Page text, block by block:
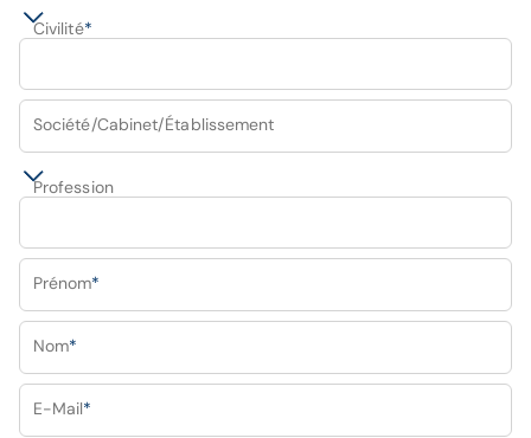
Civilité*
Société/Cabinet/Établissement
Profession
Prénom*
Nom*
E-Mail*